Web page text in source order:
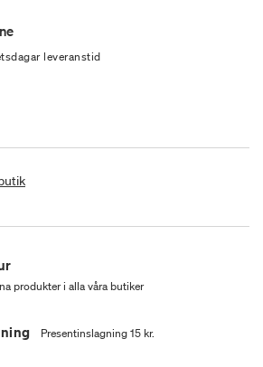
leveranstid
produkter i alla våra butiker
Presentinslagning 15 kr.